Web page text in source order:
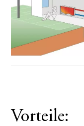
Vorteile: